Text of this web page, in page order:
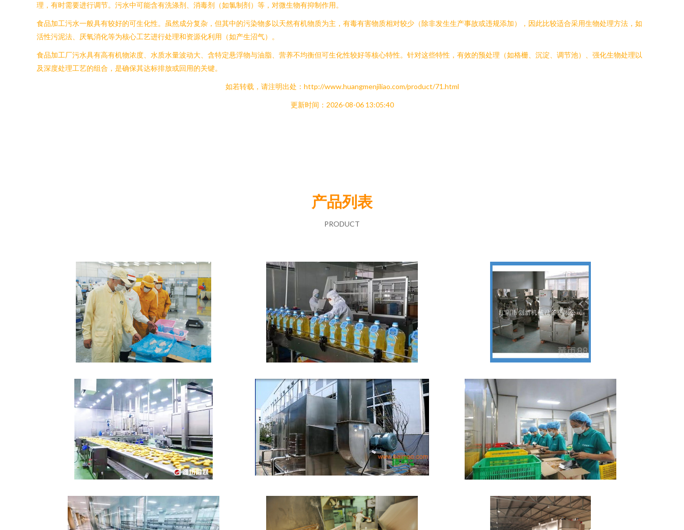
理，有时需要进行调节。污水中可能含有洗涤剂、消毒剂（如氯制剂）等，对微生物有抑制作用。
食品加工污水一般具有较好的可生化性。虽然成分复杂，但其中的污染物多以天然有机物质为主，有毒有害物质相对较少（除非发生生产事故或违规添加），因此比较适合采用生物处理方法，如
活性污泥法、厌氧消化等为核心工艺进行处理和资源化利用（如产生沼气）。
食品加工厂污水具有高有机物浓度、水质水量波动大、含特定悬浮物与油脂、营养不均衡但可生化性较好等核心特性。针对这些特性，有效的预处理（如格栅、沉淀、调节池）、强化生物处理以
及深度处理工艺的组合，是确保其达标排放或回用的关键。
如若转载，请注明出处：http://www.huangmenjiliao.com/product/71.html
更新时间：2026-08-06 13:05:40
产品列表
PRODUCT